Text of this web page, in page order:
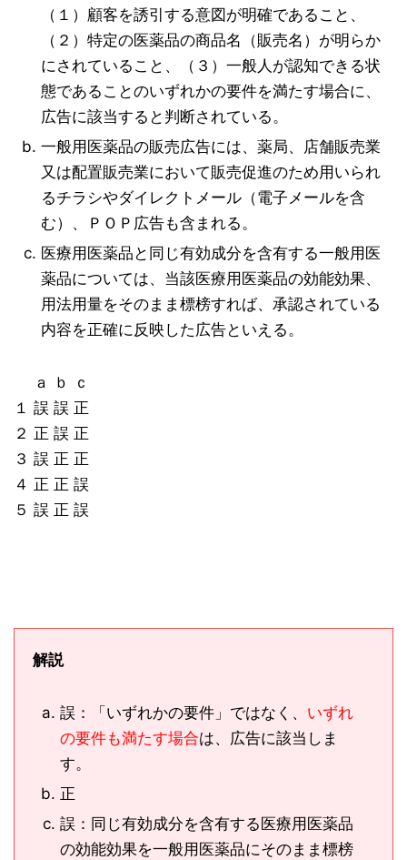
（１）顧客を誘引する意図が明確であること、
（２）特定の医薬品の商品名（販売名）が明らか
にされていること、（３）一般人が認知できる状
態であることのいずれかの要件を満たす場合に、
広告に該当すると判断されている。
一般用医薬品の販売広告には、薬局、店舗販売業
又は配置販売業において販売促進のため用いられ
るチラシやダイレクトメール（電子メールを含
む）、ＰＯＰ広告も含まれる。
医療用医薬品と同じ有効成分を含有する一般用医
薬品については、当該医療用医薬品の効能効果、
用法用量をそのまま標榜すれば、承認されている
内容を正確に反映した広告といえる。
ａ ｂ ｃ
１ 誤 誤 正
２ 正 誤 正
３ 誤 正 正
４ 正 正 誤
５ 誤 正 誤
解説
誤：「いずれかの要件」ではなく、 いずれ
の要件も満たす場合は、広告に該当しま
す。
正
誤：同じ有効成分を含有する医療用医薬品
の効能効果を一般用医薬品にそのまま標榜